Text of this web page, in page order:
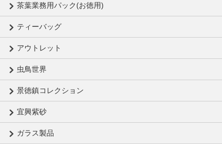
茶葉業務用パック(お徳用)
ティーバッグ
アウトレット
虫鳥世界
景徳鎮コレクション
宜興紫砂
ガラス製品